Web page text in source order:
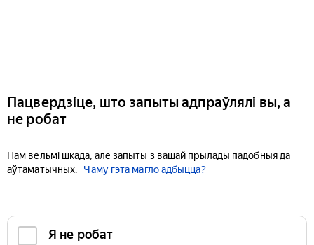
Пацвердзіце, што запыты адпраўлялі вы, а
не робат
Нам вельмі шкада, але запыты з вашай прылады падобныя да
аўтаматычных.
Чаму гэта магло адбыцца?
Я не робат